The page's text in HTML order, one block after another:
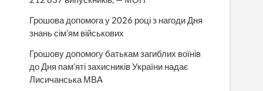
Грошова допомога у 2026 році з нагоди Дня
знань сім’ям військових
Грошову допомогу батькам загиблих воїнів
до Дня пам’яті захисників України надає
Лисичанська МВА